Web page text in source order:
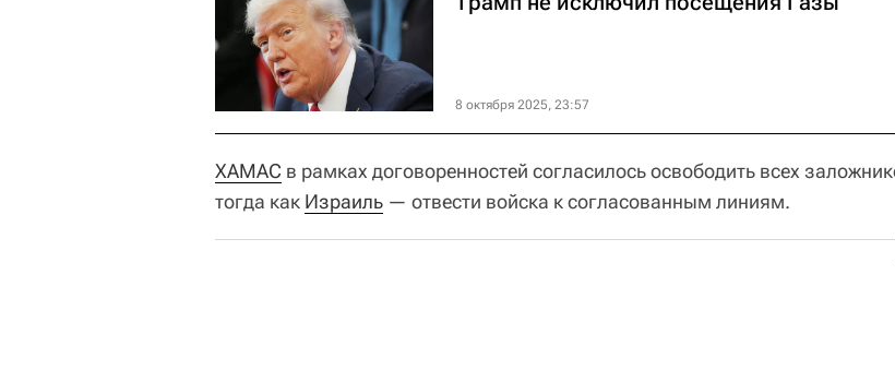
8 октября 2025, 23:57
ХАМАС в рамках договоренностей согласилось освободить всех
тогда как Израиль — отвести войска к согласованным линиям.